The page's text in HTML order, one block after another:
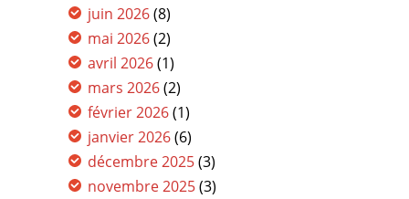
juin 2026(8)
mai 2026(2)
avril 2026(1)
mars 2026(2)
février 2026(1)
janvier 2026(6)
décembre 2025(3)
novembre 2025(3)